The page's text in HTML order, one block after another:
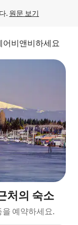
. 원문 보기
어비앤비하세요
처의 숙소
예약하세요.